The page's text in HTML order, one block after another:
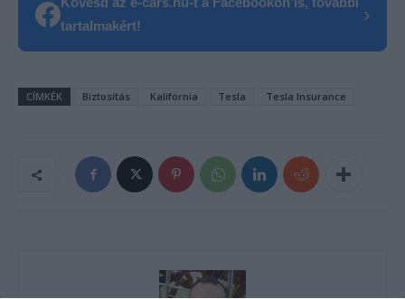
tartalmakért!
›
CÍMKÉK Biztosítás Kalifornia Tesla Tesla Insurance